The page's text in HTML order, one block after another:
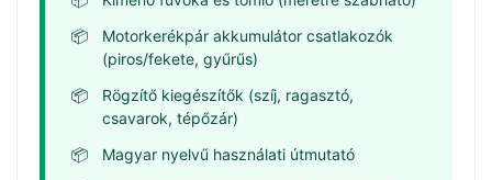
Motorkerékpár akkumulátor csatlakozók
(piros/fekete, gyűrűs)
Rögzítő kiegészítők (szíj, ragasztó,
csavarok, tépőzár)
Magyar nyelvű használati útmutató